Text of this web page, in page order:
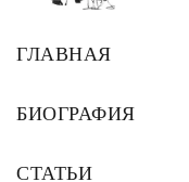
ГЛАВНАЯ
БИОГРАФИЯ
СТАТЬИ